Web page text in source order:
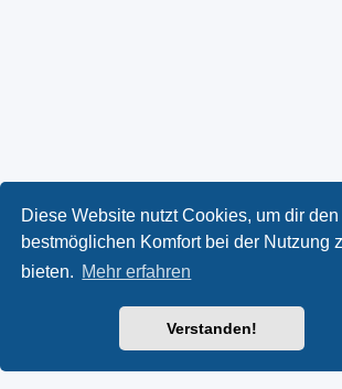
Diese Website nutzt Cookies, um dir den
bestmöglichen Komfort bei der Nutzung
bieten. Mehr erfahren
Verstanden!